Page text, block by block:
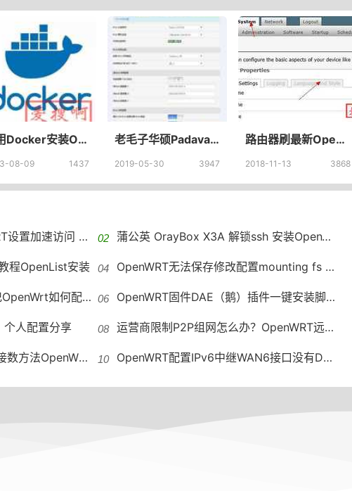
使用Docker安装OpenWrt
08-09 1437
老毛子华硕Padavan固件kms及ngrok自启动启动问题解决方法
2019-05-30 3947
路由器刷最新OpenWRT 18.06.0固件设置中文841n V5/V6更改中文
2018-11-13 3868
GitHub host自动更新 蒲公英 OrayBox X3A 解锁ssh 安装OpenWRT VirtualHere实现USB共享
程OpenList安装 OpenWRT无法保存修改配置mounting fs with errors, running e2fsck is recommended
如何配置IPv6地址段 OpenWRT固件DAE（鹅）插件一键安装脚本
个人配置分享 运营商限制P2P组网怎么办？OpenWRT远程组网绕过限速
修改最大连接数 OpenWRT配置IPv6中继WAN6接口没有DHCP OpenWRT IPv6中继